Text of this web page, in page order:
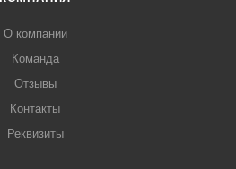
О компании
Команда
Отзывы
Контакты
Реквизиты